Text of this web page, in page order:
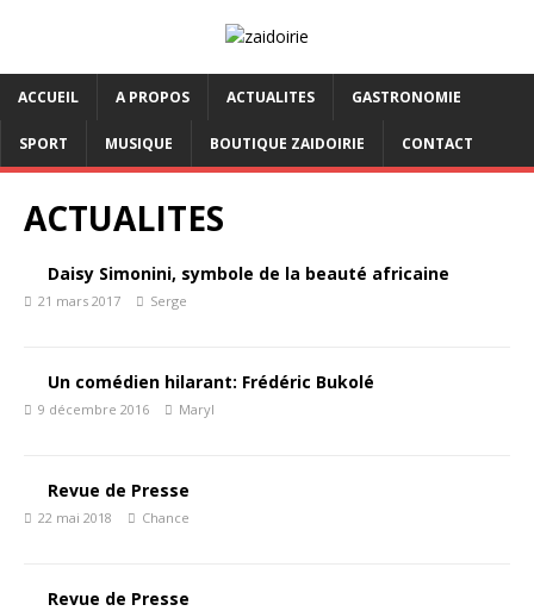
ACCUEIL A PROPOS ACTUALITES GASTRONOMIE
SPORT MUSIQUE BOUTIQUE ZAIDOIRIE CONTACT
ACTUALITES
Daisy Simonini, symbole de la beauté africaine
21 mars 2017 Serge
Un comédien hilarant: Frédéric Bukolé
9 décembre 2016 Maryl
Revue de Presse
22 mai 2018 Chance
Revue de Presse